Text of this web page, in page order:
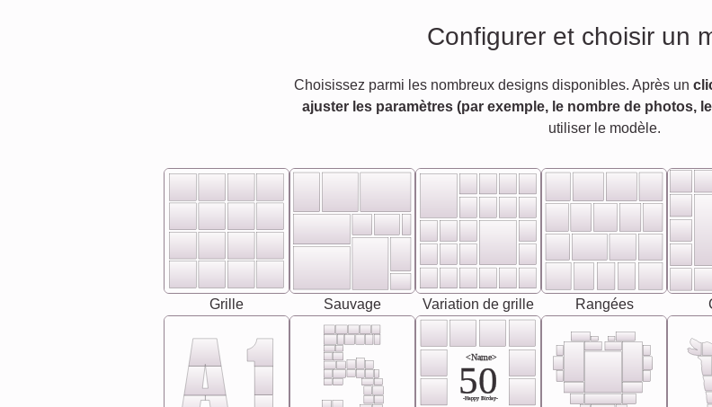
Configurer et choisir un
Choisissez parmi les nombreux designs disponibles. Après un
ajuster les paramètres (par exemple, le nombre de photos,
utiliser le modèle.
Grille Sauvage Variation de grille Rangées
<Name>
50
-Happy Birday-